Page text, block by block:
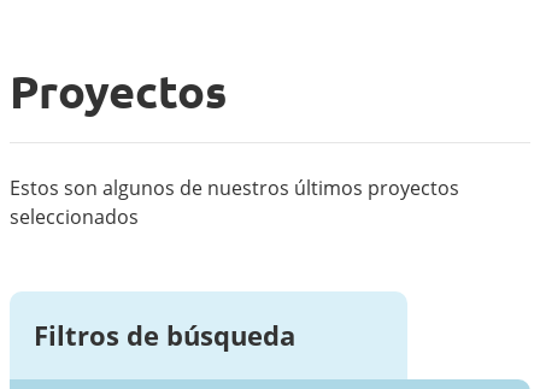
Proyectos
Estos son algunos de nuestros últimos proyectos
seleccionados
Filtros de búsqueda